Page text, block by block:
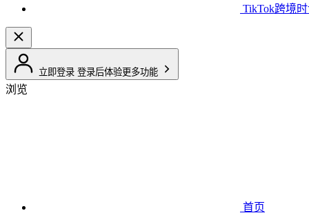
TikTok跨境
立即登录 登录后体验更多功能
浏览
首页